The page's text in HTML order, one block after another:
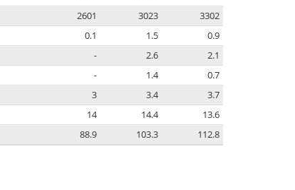
2601 3023
3302
0.1 1.5
0.9
- 2.6
2.1
- 1.4
0.7
3 3.4
3.7
14 14.4
13.6
88.9 103.3 112.8